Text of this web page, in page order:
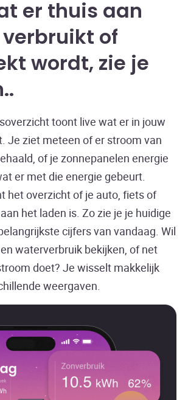
er thuis aan
of
wordt, zie je
toont live wat er in jouw
Je ziet meteen of er stroom van
of je zonnepanelen energie
er met die energie gebeurt.
het overzicht of je auto, fiets of
het laden is. Zo zie je je huidige
cijfers van vandaag. Wil
waterverbruik bekijken, of net
doet? Je wisselt makkelijk
weergaven.